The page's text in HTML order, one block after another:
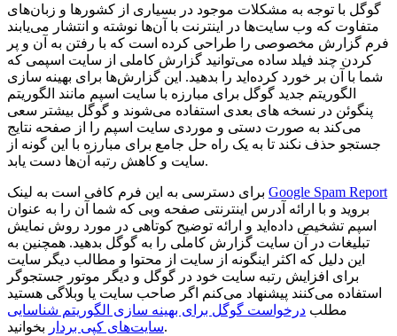
گوگل با توجه به مشکلات موجود در بسیاری از کشورها و زبان‌های
متفاوت که وب سایت‌ها در اینترنت با آن‌ها نوشته و انتشار می‌یابند
فرم گزارش مخصوصی را طراحی کرده است که با رفتن به آن و پر
کردن چند فیلد ساده می‌توانید گزارش کاملی از سایت اسپمی که
شما با آن بر خورد کرده‌اید را بدهید. این گزارش‌ها برای بهینه سازی
الگوریتم جدید گوگل برای مبارزه با سایت اسپم مانند الگوریتم
پنگوئن در نسخه های بعدی استفاده می‌شوند و گوگل بیشتر سعی
می‌کند به صورت دستی و موردی سایت اسپم را از صفحه نتایج
جستجو حذف نکند تا به یک راه حل جامع برای مبارزه با این گونه از
سایت و کاهش رتبه آن‌ها دست یابد.
Google Spam Report
بروید و با ارائه آدرس اینترنتی صفحه وبی که شما آن را به عنوان
اسپم تشخیص داده‌اید و ارائه توضیح کوتاهی در مورد روش نمایش
تبلیغات در آن سایت گزارش کاملی را به گوگل بدهید. همچنین به
این دلیل که اکثر اینگونه از سایت از محتوا و مطالب دیگر سایت
برای افزایش رتبه سایت خود در گوگل و دیگر موتور جستجوگر
استفاده می‌کنند پیشنهاد می‌کنم اگر صاحب سایت یا وبلاگی هستید
مطلب درخواست گوگل برای بهینه سازی الگوریتم شناسایی
سایت‌های کپی برداربخوانید.